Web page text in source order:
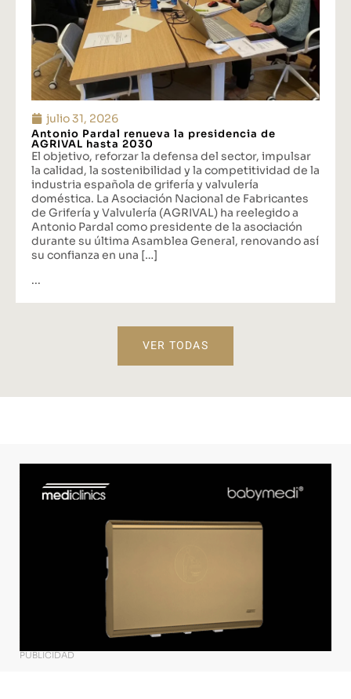
julio 31, 2026
Antonio Pardal renueva la presidencia de
AGRIVAL hasta 2030
El objetivo, reforzar la defensa del sector, impulsar
la calidad, la sostenibilidad y la competitividad de la
industria española de grifería y valvulería
doméstica. La Asociación Nacional de Fabricantes
de Grifería y Valvulería (AGRIVAL) ha reelegido a
Antonio Pardal como presidente de la asociación
durante su última Asamblea General, renovando así
su confianza en una […]
...
VER TODAS
PUBLICIDAD